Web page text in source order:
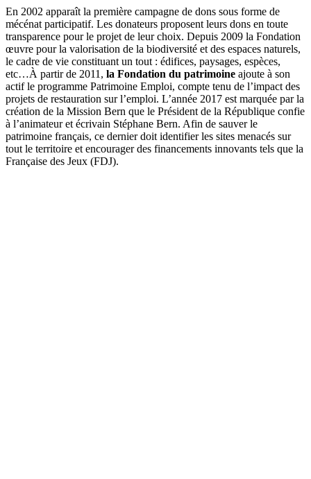
En 2002 apparaît la première campagne de dons sous forme de
mécénat participatif. Les donateurs proposent leurs dons en toute
transparence pour le projet de leur choix. Depuis 2009 la Fondation
œuvre pour la valorisation de la biodiversité et des espaces naturels,
le cadre de vie constituant un tout : édifices, paysages, espèces,
etc…À partir de 2011, la Fondation du patrimoine ajoute à son
actif le programme Patrimoine Emploi, compte tenu de l’impact des
projets de restauration sur l’emploi. L’année 2017 est marquée par la
création de la Mission Bern que le Président de la République confie
à l’animateur et écrivain Stéphane Bern. Afin de sauver le
patrimoine français, ce dernier doit identifier les sites menacés sur
tout le territoire et encourager des financements innovants tels que la
Française des Jeux (FDJ).